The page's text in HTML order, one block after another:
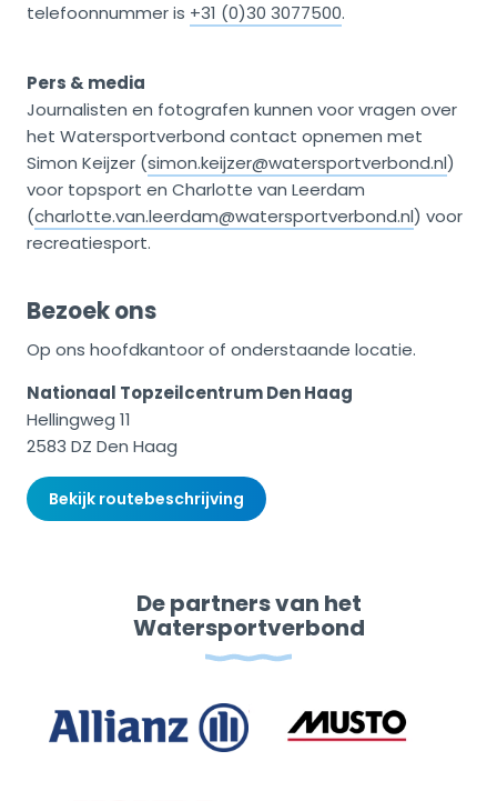
telefoonnummer is +31 (0)30 3077500.
Pers & media
Journalisten en fotografen kunnen voor vragen over
het Watersportverbond contact opnemen met
Simon Keijzer (simon.keijzer@watersportverbond.nl)
voor topsport en Charlotte van Leerdam
(charlotte.van.leerdam@watersportverbond.nl) voor
recreatiesport.
Bezoek ons
Op ons hoofdkantoor of onderstaande locatie.
Nationaal Topzeilcentrum Den Haag
Hellingweg 11
2583 DZ Den Haag
Bekijk routebeschrijving
De partners van het
Watersportverbond